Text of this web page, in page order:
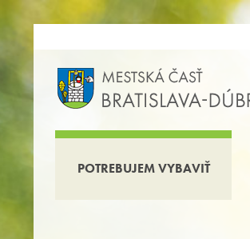
POTREBUJEM VYBAVIŤ